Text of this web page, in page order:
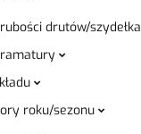
drutów/szydełka
roku/sezonu